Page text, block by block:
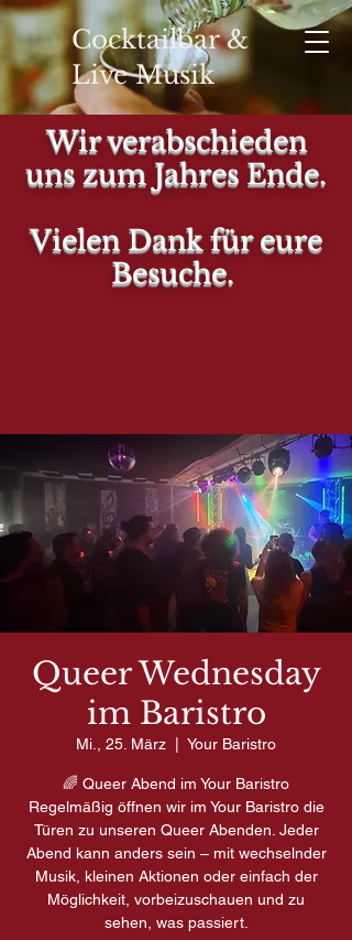
Cocktailbar &
Live Musik
Wir verabschieden
uns zum Jahres Ende.
Vielen Dank für eure
Besuche.
Queer Wednesday
im Baristro
Mi., 25. März Your Baristro
🌈 Queer Abend im Your Baristro
Regelmäßig öffnen wir im Your Baristro die
Türen zu unseren Queer Abenden. Jeder
Abend kann anders sein – mit wechselnder
Musik, kleinen Aktionen oder einfach der
Möglichkeit, vorbeizuschauen und zu
sehen, was passiert.